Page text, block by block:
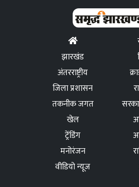
झारखंड
अंतरराष्ट्रीय
जिला प्रशासन
तकनीक जगत
खेल
ट्रेंडिंग
मनोरंजन
वीडियो न्यूज